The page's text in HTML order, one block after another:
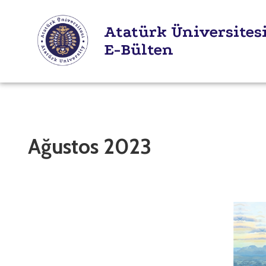
Atatürk
E-Bülten
Ağustos 2023